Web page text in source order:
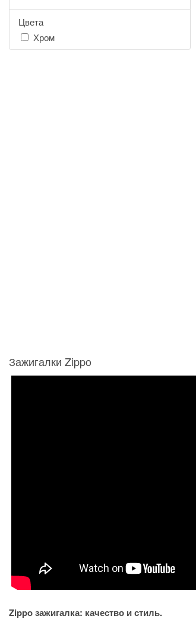
Цвета
Хром
Зажигалки Zippo
Zippo зажигалка: качество и стиль.